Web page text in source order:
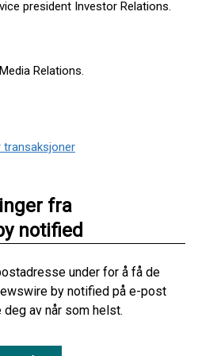
president Investor Relations.
Relations.
transaksjoner
fra
notified
under for å få de
by notified på e-post
av når som helst.